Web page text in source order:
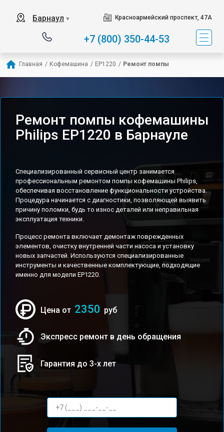
Барнаул ▼ Красноармейский проспект, 47А
+7 (800) 350-44-53
Главная / Кофемашина / EP1220 / Ремонт помпы
Ремонт помпы кофемашины
Philips EP1220 в Барнауле
Специализированный сервисный центр занимается
профессиональным ремонтом помпы кофемашины Philips,
обеспечивая восстановление функциональности устройства.
Процедура начинается с диагностики, позволяющей выявить
причину поломки, будь то износ деталей или неправильная
эксплуатация техники.
Процесс ремонта включает демонтаж поврежденных
элементов, очистку внутренней части насоса и установку
новых запчастей. Используются специализированные
инструменты и качественные комплектующие, подходящие
именно для модели EP1220.
Цена от 2350 руб
Экспресс ремонт в день обращения
Гарантия до 3-х лет